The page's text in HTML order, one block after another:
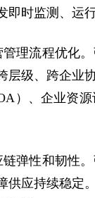
即时监测、运
管理流程优化
层级、跨企业
）、企业资
弹性和韧性
供应持续稳定